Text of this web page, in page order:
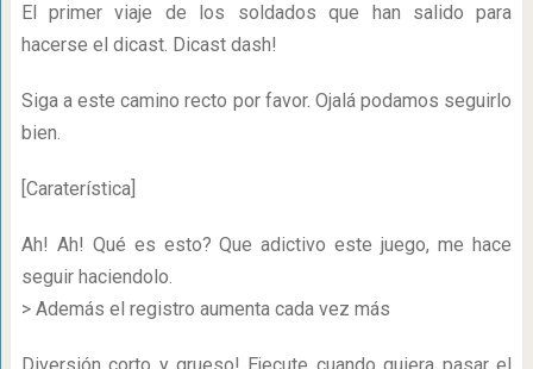
El primer viaje de los soldados que han salido para
hacerse el dicast. Dicast dash!
Siga a este camino recto por favor. Ojalá podamos seguirlo
bien.
[Caraterística]
Ah! Ah! Qué es esto? Que adictivo este juego, me hace
seguir haciendolo.
> Además el registro aumenta cada vez más